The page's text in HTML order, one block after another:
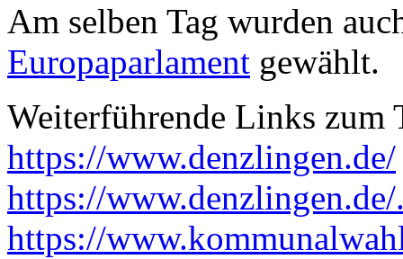
Am selben Tag wurden
Europaparlament gewählt.
Weiterführende Links zum
https://www.denzlingen.de/
https://
https://